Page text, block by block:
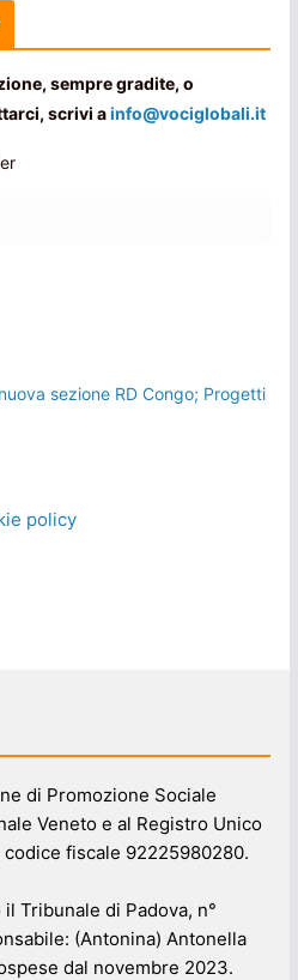
sempre gradite, o
scrivi ainfo@vociglobali.it
sezione RD Congo; Progetti
policy
di Promozione Sociale
Veneto e al Registro Unico
fiscale 92225980280.
Tribunale di Padova, n°
(Antonina) Antonella
dal novembre 2023.